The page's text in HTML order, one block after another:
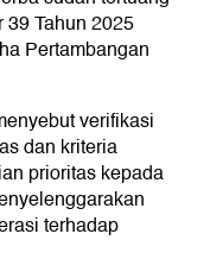
Tahun 2025
Pertambangan
verifikasi
dan kriteria
prioritas kepada
terhadap